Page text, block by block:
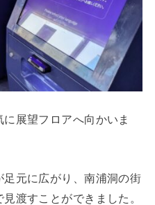
展望フロアへ向かいま
元に広がり、南浦洞の街
渡すことができました。